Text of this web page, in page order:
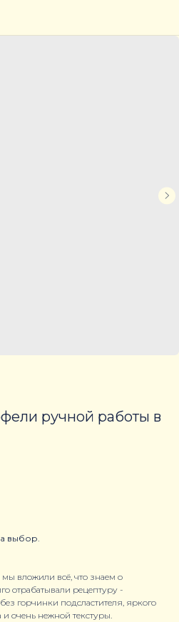
ручной работы в
выбор.
вложили всё, что знаем о
отрабатывали рецептуру -
горчинки подсластителя, яркого
и очень нежной текстуры.